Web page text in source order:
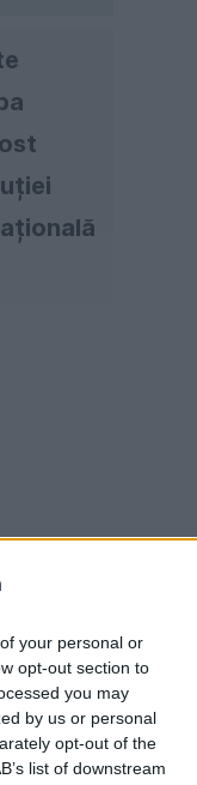
your personal or
opt-out section to
you may
by us or personal
opt-out of the
list of downstream